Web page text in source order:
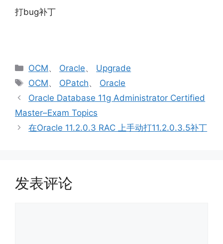
打bug补丁
分
类
OCM、 Oracle、 Upgrade
标
签
OCM、 OPatch、 Oracle
Oracle Database 11g Administrator Certified
Master–Exam Topics
在Oracle 11.2.0.3 RAC 上手动打11.2.0.3.5补丁
发表评论